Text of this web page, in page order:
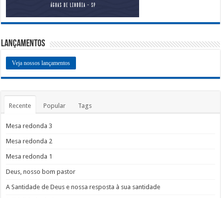
Lançamentos
Veja nossos lançamentos
Recente Popular Tags
Mesa redonda 3
Mesa redonda 2
Mesa redonda 1
Deus, nosso bom pastor
A Santidade de Deus e nossa resposta à sua santidade